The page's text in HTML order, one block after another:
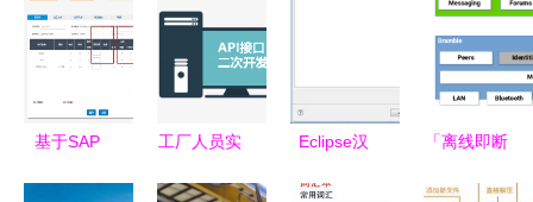
基于SAP
工厂人员实
Eclipse汉
「离线即断